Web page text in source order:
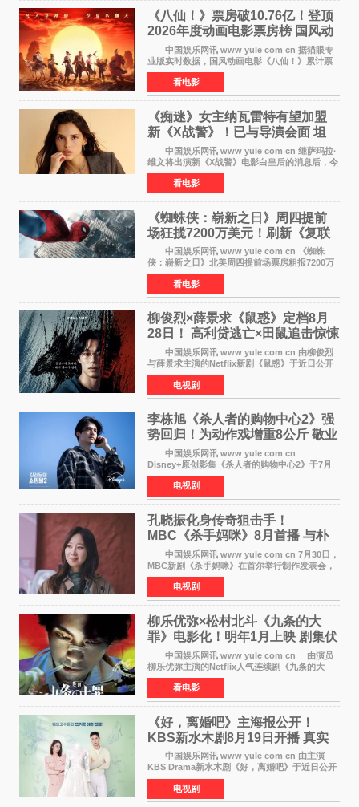
《八仙！》票房破10.76亿！登顶
2026年度动画电影票房榜 国风动
画逆袭暑期档
中国娱乐网讯 www yule com cn 据猫眼专
业版实时数据，国风动画电影《八仙！》累计票
房突破10 76亿元，超过《熊出没·年年有熊》，
暂列2026年度动画影片票房榜冠军。该片自暑期
档登陆院线以
看电影
《痴迷》女主纳瓦雷特有望加盟
新《X战警》！已与导演会面 坦
言“魔形女一直很酷”
中国娱乐网讯 www yule com cn 继萨玛拉·
维文将出演新《X战警》电影白皇后的消息后，今
年暑期档大热恐怖片《痴迷》女主角印达·纳瓦雷
特也有望加盟这部备受瞩目的漫威新作——目前
还处于有
看电影
《蜘蛛侠：崭新之日》周四提前
场狂揽7200万美元！刷新《复联
4》保持影史纪录
中国娱乐网讯 www yule com cn 《蜘蛛
侠：崭新之日》北美周四提前场票房粗报7200万
美元，创下影史单片北美提前场票房新纪录——
此前该纪录由《复仇者联盟4：终局之战》的6000
万美元保持，本
看电影
柳俊烈×薛景求《鼠惑》定档8月
28日！ 高利贷逃亡×田鼠追击惊悚
来袭
中国娱乐网讯 www yule com cn 由柳俊烈
与薛景求主演的Netflix新剧《鼠惑》于近日公开
主海报，正式定档8月28日上线。 海报中，柳
俊烈与薛景求背对背站立，各自朝向相反方向，
幽暗的色调与
电视剧
李栋旭《杀人者的购物中心2》强
势回归！为动作戏增重8公斤 敬业
获赞
中国娱乐网讯 www yule com cn
Disney+原创影集《杀人者的购物中心2》于7月
22日正式上线，由男神李栋旭主演的郑进湾以2 0
完全体强势回归。该剧第一季曾被《纽约时报》
评选为全球最佳影集之一
电视剧
孔晓振化身传奇狙击手！
MBC《杀手妈咪》8月首播 与朴
恩斌展开收视对决
中国娱乐网讯 www yule com cn 7月30日，
MBC新剧《杀手妈咪》在首尔举行制作发表会，
主演孔晓振、郑准元、李相二、无真星、崔宇
成、李银泉等人一同出席，为新剧宣传造势。这
是孔晓振继《毛骨
电视剧
柳乐优弥×松村北斗《九条的大
罪》电影化！明年1月上映 剧集伏
笔将全面揭晓
中国娱乐网讯 www yule com cn 由演员
柳乐优弥主演的Netflix人气连续剧《九条的大
罪》正式宣布改编为电影，将于明年1月8日全国
上映。柳乐优弥与SixTONES松村北斗再度联
手，为观众带来这部
看电影
《好，离婚吧》主海报公开！
KBS新水木剧8月19日开播 真实
离婚体验记来袭
中国娱乐网讯 www yule com cn 由主演
KBS Drama新水木剧《好，离婚吧》于近日公开
主海报，正式进入开播倒计时。 海报中，男
女主角背对背站立，各自望向不同方向，中央的
空白与冷漠的表情
电视剧